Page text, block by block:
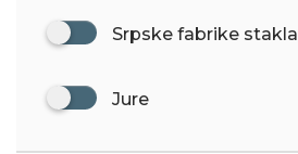
Srpske fabrike stakla
Jure